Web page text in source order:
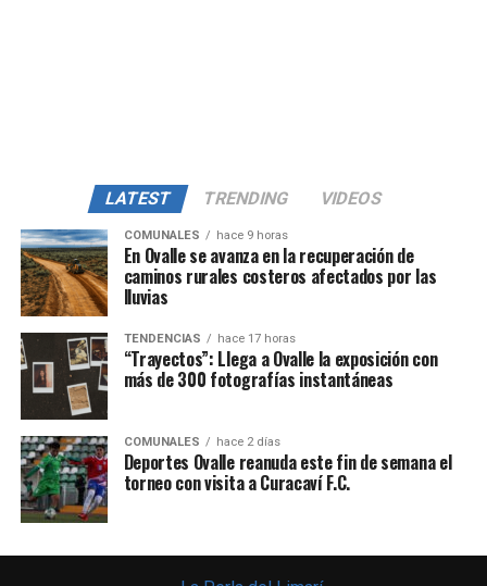
LATEST TRENDING VIDEOS
COMUNALES hace 9 horas
En Ovalle se avanza en la recuperación de
caminos rurales costeros afectados por las
lluvias
TENDENCIAS hace 17 horas
“Trayectos”: Llega a Ovalle la exposición con
más de 300 fotografías instantáneas
COMUNALES hace 2 días
Deportes Ovalle reanuda este fin de semana el
torneo con visita a Curacaví F.C.